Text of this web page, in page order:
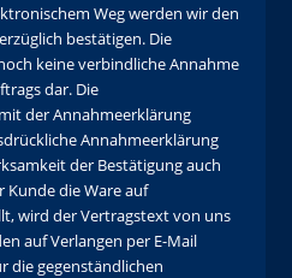
Weg werden wir den
bestätigen. Die
keine verbindliche Annahme
dar. Die
der Annahmeerklärung
Annahmeerklärung
der Bestätigung auch
Kunde die Ware auf
wird der Vertragstext von uns
auf Verlangen per E-Mail
die gegenständlichen